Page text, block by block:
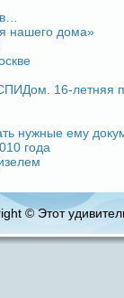
нашего дома»
16-летняя
нужные ему
годa
© Этот